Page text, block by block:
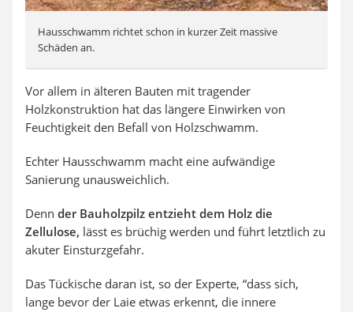
Hausschwamm richtet schon in kurzer Zeit massive
Schäden an.
Vor allem in älteren Bauten mit tragender
Holzkonstruktion hat das längere Einwirken von
Feuchtigkeit den Befall von Holzschwamm.
Echter Hausschwamm macht eine aufwändige
Sanierung unausweichlich.
Denn der Bauholzpilz entzieht dem Holz die
Zellulose, lässt es brüchig werden und führt letztlich zu
akuter Einsturzgefahr.
Das Tückische daran ist, so der Experte, “dass sich,
lange bevor der Laie etwas erkennt, die innere